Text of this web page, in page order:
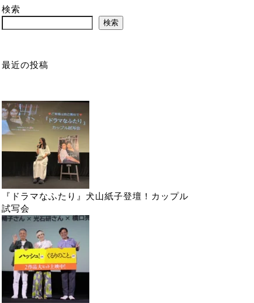
検索
検索
最近の投稿
『ドラマなふたり』犬山紙子登壇！カップル
試写会